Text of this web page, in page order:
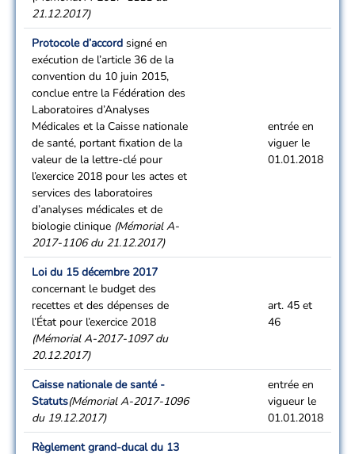
21.12.2017)
Protocole d’accord signé en
exécution de l’article 36 de la
convention du 10 juin 2015,
conclue entre la Fédération des
Laboratoires d’Analyses
Médicales et la Caisse nationale
de santé, portant fixation de la
valeur de la lettre-clé pour
l’exercice 2018 pour les actes et
services des laboratoires
d’analyses médicales et de
biologie clinique (Mémorial A-
2017-1106 du 21.12.2017)
entrée en
viguer le
01.01.2018
Loi du 15 décembre 2017
concernant le budget des
recettes et des dépenses de
l’État pour l’exercice 2018
(Mémorial A-2017-1097 du
20.12.2017)
art. 45 et
46
Caisse nationale de santé -
Statuts(Mémorial A-2017-1096
du 19.12.2017)
entrée en
vigueur le
01.01.2018
Règlement grand-ducal du 13